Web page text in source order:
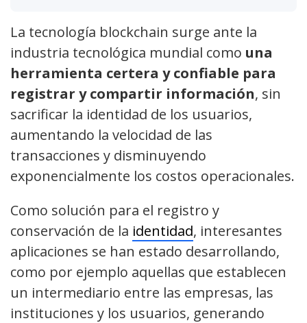
La tecnología blockchain surge ante la
industria tecnológica mundial como una
herramienta certera y confiable para
registrar y compartir información, sin
sacrificar la identidad de los usuarios,
aumentando la velocidad de las
transacciones y disminuyendo
exponencialmente los costos operacionales.
Como solución para el registro y
conservación de la identidad, interesantes
aplicaciones se han estado desarrollando,
como por ejemplo aquellas que establecen
un intermediario entre las empresas, las
instituciones y los usuarios, generando